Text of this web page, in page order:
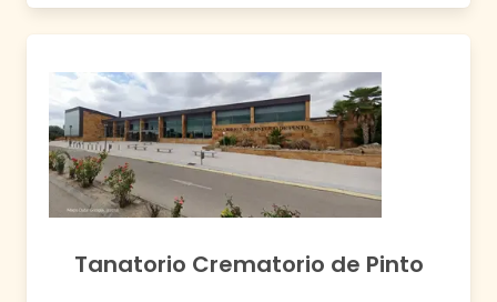
Tanatorio Crematorio de Pinto